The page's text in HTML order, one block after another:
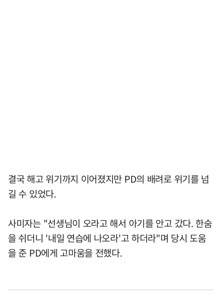
결국 해고 위기까지 이어졌지만 PD의 배려로 위기를 넘
길 수 있었다.
사미자는 "선생님이 오라고 해서 아기를 안고 갔다. 한숨
을 쉬더니 '내일 연습에 나오라'고 하더라"며 당시 도움
을 준 PD에게 고마움을 전했다.